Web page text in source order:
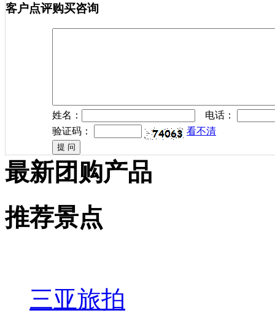
客户点评购买咨询
姓名：
电话：
验证码：
看不清
最新团购产品
推荐景点
三亚旅拍